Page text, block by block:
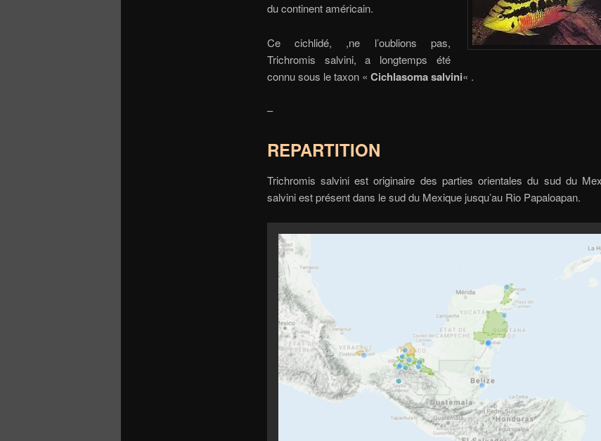
du continent américain.
Ce cichlidé, ,ne l’oublions pas,
Trichromis salvini, a longtemps été
connu sous le taxon « Cichlasoma salvini« .
–
REPARTITION
Trichromis salvini est originaire des parties orientales du sud du
salvini est présent dans le sud du Mexique jusqu’au Rio Papaloapan.